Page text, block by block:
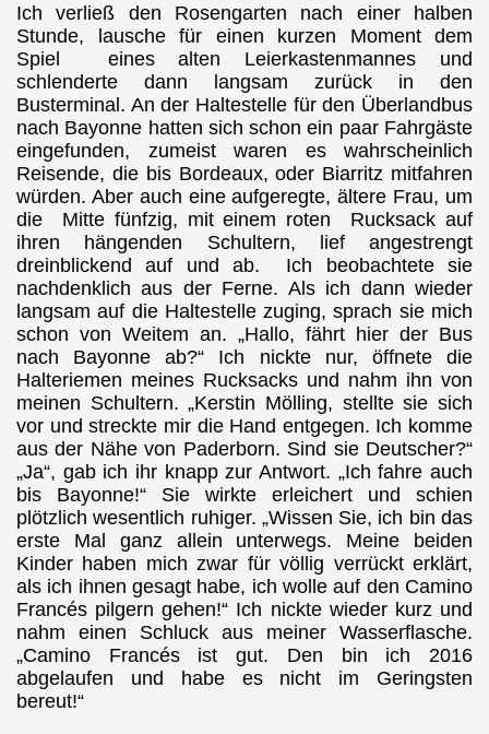
Ich verließ den Rosengarten nach einer halben
Stunde, lausche für einen kurzen Moment dem
Spiel
eines alten Leierkastenmannes und
schlenderte dann langsam zurück in den
Busterminal. An der Haltestelle für den Überlandbus
nach Bayonne hatten sich schon ein paar Fahrgäste
eingefunden, zumeist waren es wahrscheinlich
Reisende, die bis Bordeaux, oder Biarritz mitfahren
würden. Aber auch eine aufgeregte, ältere Frau, um
die Mitte fünfzig, mit einem roten
Rucksack auf
ihren hängenden Schultern, lief angestrengt
dreinblickend auf und ab.
Ich beobachtete sie
nachdenklich aus der Ferne. Als ich dann wieder
langsam auf die Haltestelle zuging, sprach sie mich
schon von Weitem an. „Hallo, fährt hier der Bus
nach Bayonne ab?“ Ich nickte nur, öffnete die
Halteriemen meines Rucksacks und nahm ihn von
meinen Schultern. „Kerstin Mölling, stellte sie sich
vor und streckte mir die Hand entgegen. Ich komme
aus der Nähe von Paderborn. Sind sie Deutscher?“
„Ja“, gab ich ihr knapp zur Antwort. „Ich fahre auch
bis Bayonne!“ Sie wirkte erleichert und schien
plötzlich wesentlich ruhiger. „Wissen Sie, ich bin das
erste Mal ganz allein unterwegs. Meine beiden
Kinder haben mich zwar für völlig verrückt erklärt,
als ich ihnen gesagt habe, ich wolle auf den Camino
Francés pilgern gehen!“ Ich nickte wieder kurz und
nahm einen Schluck aus meiner Wasserflasche.
„Camino Francés ist gut. Den bin ich 2016
abgelaufen und habe es nicht im Geringsten
bereut!“